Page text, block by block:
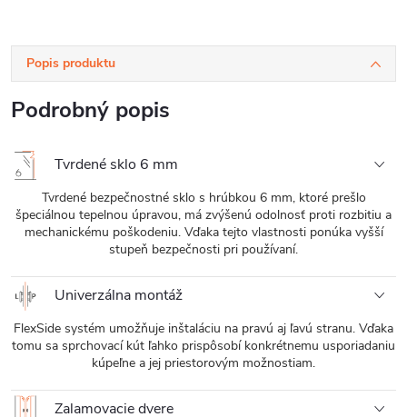
Popis produktu
Podrobný popis
Tvrdené sklo 6 mm
Tvrdené bezpečnostné sklo s hrúbkou 6 mm, ktoré prešlo
špeciálnou tepelnou úpravou, má zvýšenú odolnosť proti rozbitiu a
mechanickému poškodeniu. Vďaka tejto vlastnosti ponúka vyšší
stupeň bezpečnosti pri používaní.
Univerzálna montáž
FlexSide systém umožňuje inštaláciu na pravú aj ľavú stranu. Vďaka
tomu sa sprchovací kút ľahko prispôsobí konkrétnemu usporiadaniu
kúpeľne a jej priestorovým možnostiam.
Zalamovacie dvere